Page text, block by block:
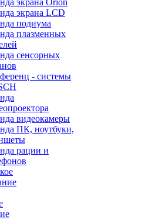
экрана LCD
подиума
плазменных
сенсорных
- системы
видеокамеры
ПК, ноутбуки,
рации и